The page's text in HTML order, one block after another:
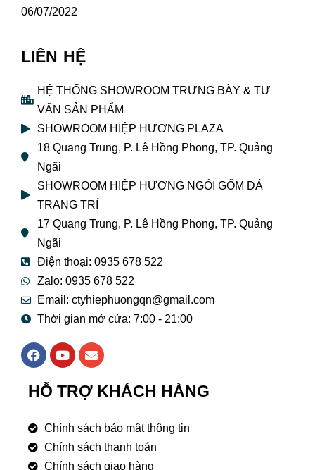
06/07/2022
LIÊN HỆ
HỆ THỐNG SHOWROOM TRƯNG BÀY & TƯ
VẤN SẢN PHẨM
SHOWROOM HIỆP HƯƠNG PLAZA
18 Quang Trung, P. Lê Hồng Phong, TP. Quảng
Ngãi
SHOWROOM HIỆP HƯƠNG NGÓI GỐM ĐÁ
TRANG TRÍ
17 Quang Trung, P. Lê Hồng Phong, TP. Quảng
Ngãi
Điện thoại: 0935 678 522
Zalo: 0935 678 522
Email: ctyhiephuongqn@gmail.com
Thời gian mở cửa: 7:00 - 21:00
F
a
e
b
o
k
Y
o
t
u
e
E
n
e
p
HỖ TRỢ KHÁCH HÀNG
Chính sách bảo mật thông tin
Chính sách thanh toán
Chính sách giao hàng